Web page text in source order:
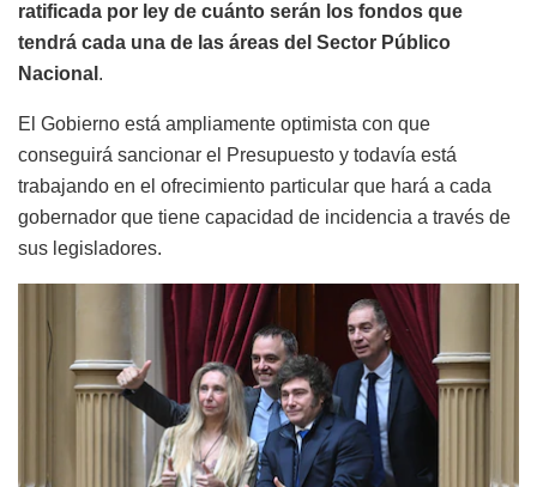
ratificada por ley de cuánto serán los fondos que
tendrá cada una de las áreas del Sector Público
Nacional .
El Gobierno está ampliamente optimista con que
conseguirá sancionar el Presupuesto y todavía está
trabajando en el ofrecimiento particular que hará a cada
gobernador que tiene capacidad de incidencia a través de
sus legisladores.